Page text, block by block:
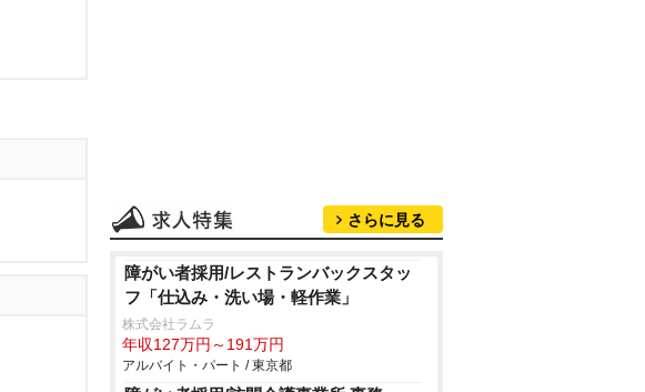
さらに見る
障がい者採用/レストランバックスタッ
フ「仕込み・洗い場・軽作業」
株式会社ラムラ
年収127万円～191万円
アルバイト・パート / 東京都